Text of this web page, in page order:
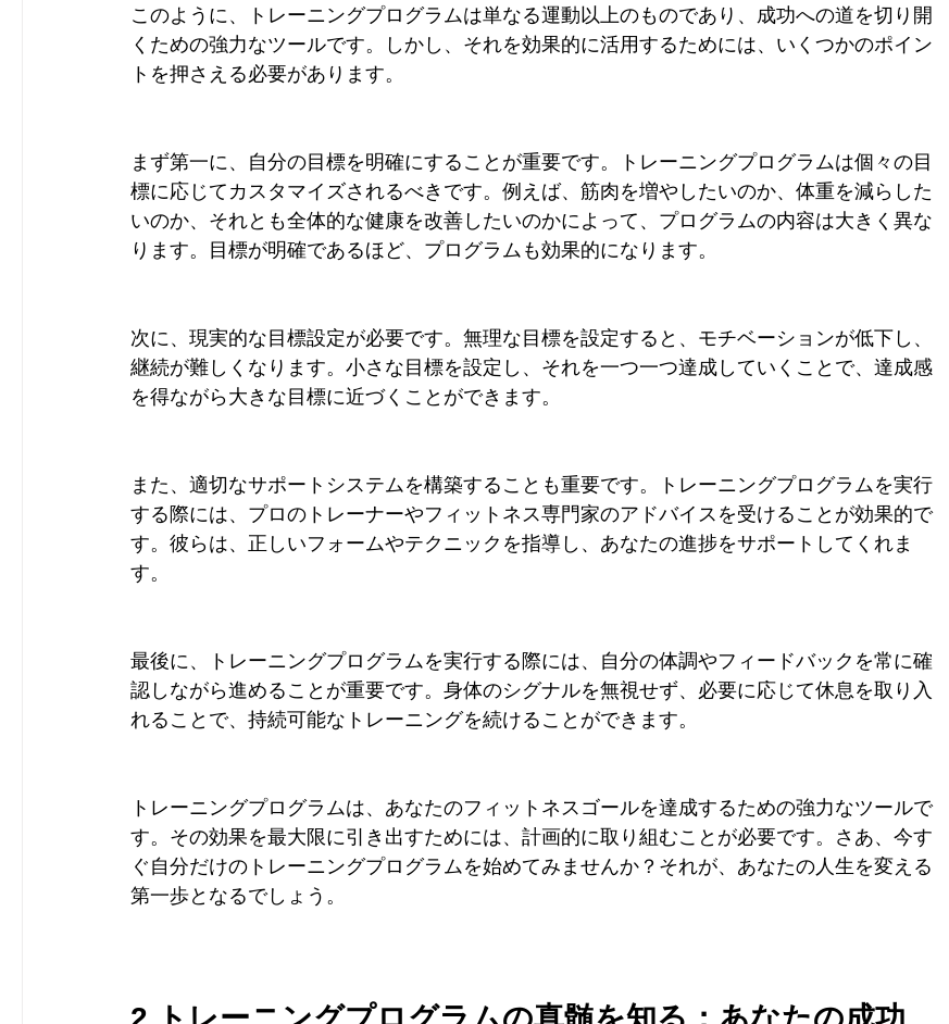
このように、トレーニングプログラムは単なる運動以上のものであり、成功への道を切り開
くための強力なツールです。しかし、それを効果的に活用するためには、いくつかのポイン
トを押さえる必要があります。
まず第一に、自分の目標を明確にすることが重要です。トレーニングプログラムは個々の目
標に応じてカスタマイズされるべきです。例えば、筋肉を増やしたいのか、体重を減らした
いのか、それとも全体的な健康を改善したいのかによって、プログラムの内容は大きく異な
ります。目標が明確であるほど、プログラムも効果的になります。
次に、現実的な目標設定が必要です。無理な目標を設定すると、モチベーションが低下し、
継続が難しくなります。小さな目標を設定し、それを一つ一つ達成していくことで、達成感
を得ながら大きな目標に近づくことができます。
また、適切なサポートシステムを構築することも重要です。トレーニングプログラムを実行
する際には、プロのトレーナーやフィットネス専門家のアドバイスを受けることが効果的で
す。彼らは、正しいフォームやテクニックを指導し、あなたの進捗をサポートしてくれま
す。
最後に、トレーニングプログラムを実行する際には、自分の体調やフィードバックを常に確
認しながら進めることが重要です。身体のシグナルを無視せず、必要に応じて休息を取り入
れることで、持続可能なトレーニングを続けることができます。
トレーニングプログラムは、あなたのフィットネスゴールを達成するための強力なツールで
す。その効果を最大限に引き出すためには、計画的に取り組むことが必要です。さあ、今す
ぐ自分だけのトレーニングプログラムを始めてみませんか？それが、あなたの人生を変える
第一歩となるでしょう。